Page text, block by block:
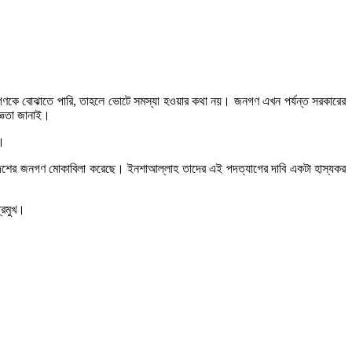
বোঝাতে পারি, তাহলে ভোটে সমস্যা হওয়ার কথা নয়। জনগণ এখন পর্যন্ত সরকারের
জানাই।
জনগণ মোকাবিলা করেছে। ইনশাআল্লাহ তাদের এই পদত্যাগের দাবি একটা হাস্যকর